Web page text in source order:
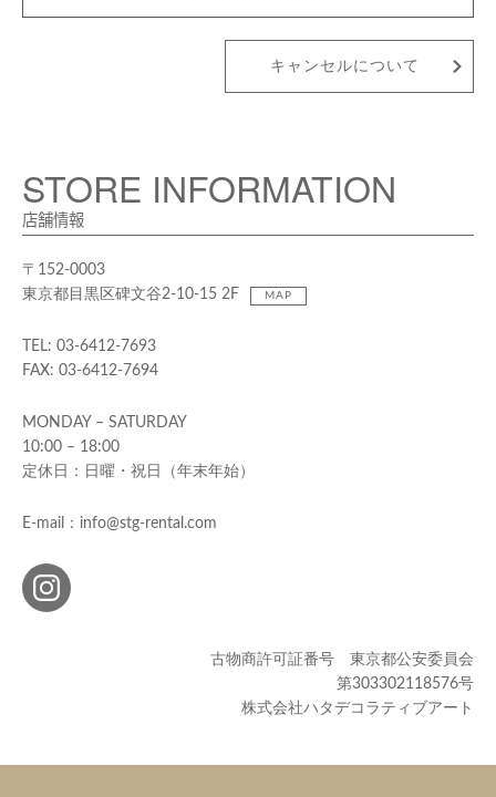
キャンセルについて
STORE INFORMATION
店舗情報
〒152-0003
東京都目黒区碑文谷2-10-15 2F
MAP
TEL: 03-6412-7693
FAX: 03-6412-7694
MONDAY – SATURDAY
10:00 – 18:00
定休日：日曜・祝日（年末年始）
E-mail：info@stg-rental.com
古物商許可証番号 東京都公安委員会
第303302118576号
株式会社ハタデコラティブアート